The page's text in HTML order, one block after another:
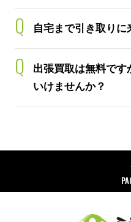
Q 自宅まで引き取りに
Q
出張買取は無料です
いけませんか？